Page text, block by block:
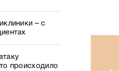
– с
происходило